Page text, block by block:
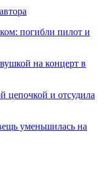
погибли пилот и
на концерт в
цепочкой и отсудила
уменьшилась на